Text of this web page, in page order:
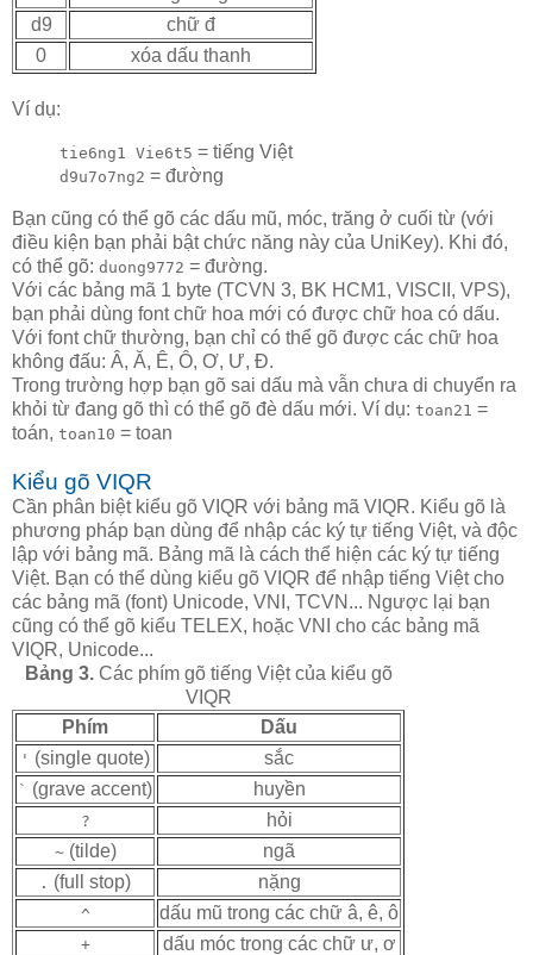
d9
chữ đ
0
xóa dấu thanh
Ví dụ:
tie6ng1 Vie6t5 = tiếng Việt
d9u7o7ng2 = đường
Bạn cũng có thể gõ các dấu mũ, móc, trăng ở cuối từ (với
điều kiện bạn phải bật chức năng này của UniKey). Khi đó,
có thể gõ: duong9772 = đường.
Với các bảng mã 1 byte (TCVN 3, BK HCM1, VISCII, VPS),
bạn phải dùng font chữ hoa mới có được chữ hoa có dấu.
Với font chữ thường, bạn chỉ có thể gõ được các chữ hoa
không đấu: Â, Ă, Ê, Ô, Ơ, Ư, Đ.
Trong trường hợp bạn gõ sai dấu mà vẫn chưa di chuyển ra
khỏi từ đang gõ thì có thể gõ đè dấu mới. Ví dụ: toan21 =
toán, toan10 = toan
Kiểu gõ VIQR
Cần phân biệt kiểu gõ VIQR với bảng mã VIQR. Kiểu gõ là
phương pháp bạn dùng để nhập các ký tự tiếng Việt, và độc
lập với bảng mã. Bảng mã là cách thể hiện các ký tự tiếng
Việt. Bạn có thể dùng kiểu gõ VIQR để nhập tiếng Việt cho
các bảng mã (font) Unicode, VNI, TCVN... Ngược lại bạn
cũng có thể gõ kiểu TELEX, hoặc VNI cho các bảng mã
VIQR, Unicode...
Bảng 3. Các phím gõ tiếng Việt của kiểu gõ
VIQR
Phím
Dấu
' (single quote) sắc
` (grave accent) huyền
? hỏi
~(tilde) ngã
. (full stop) nặng
^ dấu mũ trong các chữ â, ê, ô
+ dấu móc trong các chữ ư, ơ